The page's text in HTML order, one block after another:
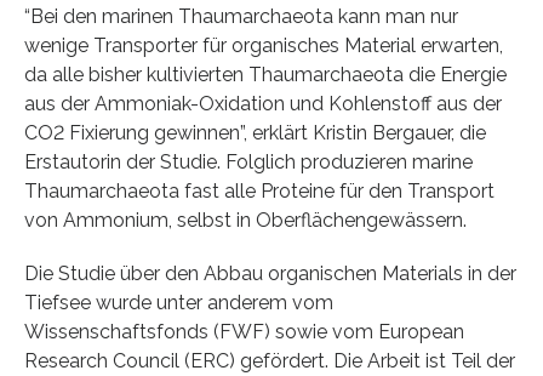
“Bei den marinen Thaumarchaeota kann man nur
wenige Transporter für organisches Material erwarten,
da alle bisher kultivierten Thaumarchaeota die Energie
aus der Ammoniak-Oxidation und Kohlenstoff aus der
CO2 Fixierung gewinnen”, erklärt Kristin Bergauer, die
Erstautorin der Studie. Folglich produzieren marine
Thaumarchaeota fast alle Proteine für den Transport
von Ammonium, selbst in Oberflächengewässern.
Die Studie über den Abbau organischen Materials in der
Tiefsee wurde unter anderem vom
Wissenschaftsfonds (FWF) sowie vom European
Research Council (ERC) gefördert. Die Arbeit ist Teil der